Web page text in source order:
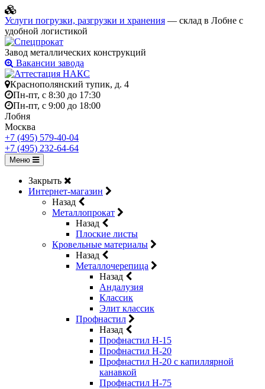
Услуги погрузки, разгрузки и хранения — склад в Лобне с
удобной логистикой
Завод металлических конструкций
Вакансии завода
Краснополянский тупик, д. 4
Пн-пт, с 8:30 до 17:30
Пн-пт, с 9:00 до 18:00
Лобня
Москва
+7 (495) 579-40-04
+7 (495) 232-64-64
Меню
Закрыть
Интернет-магазин
Назад
Металлопрокат
Назад
Плоские листы
Кровельные материалы
Назад
Металлочерепица
Назад
Андалузия
Классик
Элит классик
Профнастил
Назад
Профнастил Н-15
Профнастил Н-20
Профнастил Н-20 с капиллярной
канавкой
Профнастил Н-75